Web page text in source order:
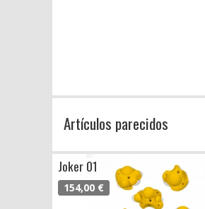
Artículos parecidos
Joker 01
154,00 €